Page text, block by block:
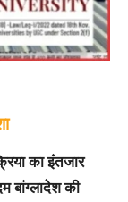
का इंतजार
बांग्लादेश की